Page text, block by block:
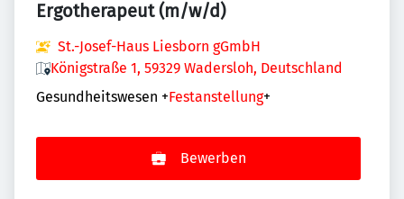
Ergotherapeut (m/w/d)
St.-Josef-Haus Liesborn gGmbH
Königstraße 1, 59329 Wadersloh, Deutschland
Gesundheitswesen +Festanstellung+
Bewerben